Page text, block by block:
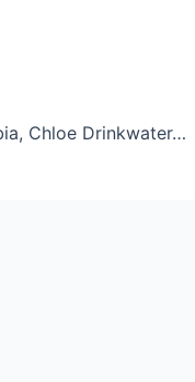
Chloe Drinkwater…